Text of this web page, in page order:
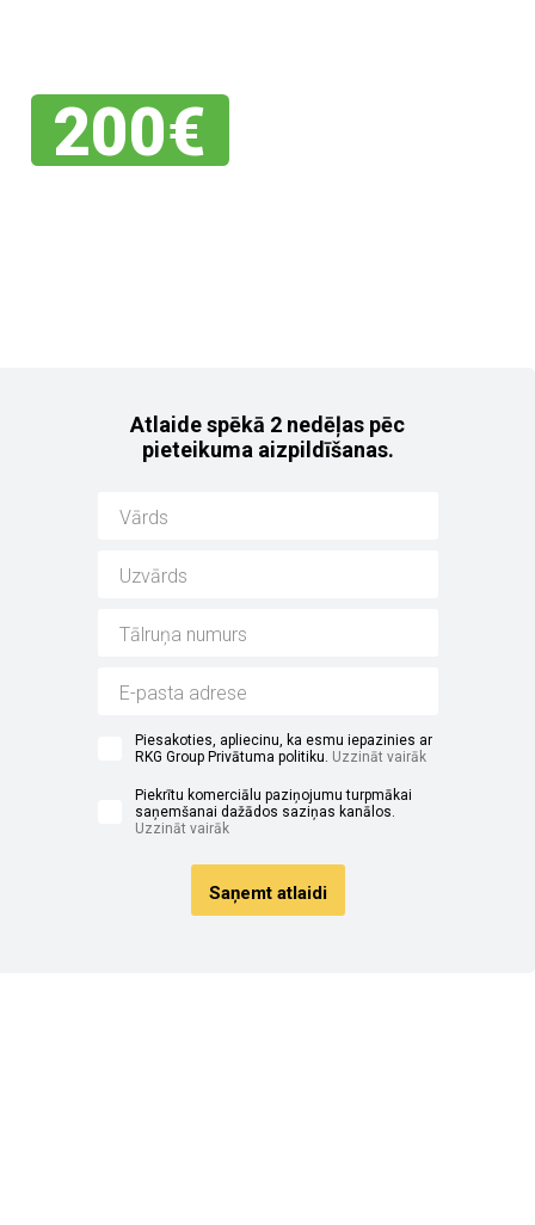
200€
Atlaide spēkā 2 nedēļas pēc
pieteikuma aizpildīšanas.
Piesakoties, apliecinu, ka esmu iepazinies ar
RKG Group Privātuma politiku. Uzzināt vairāk
Piekrītu komerciālu paziņojumu turpmākai
saņemšanai dažādos saziņas kanālos.
Uzzināt vairāk
Saņemt atlaidi